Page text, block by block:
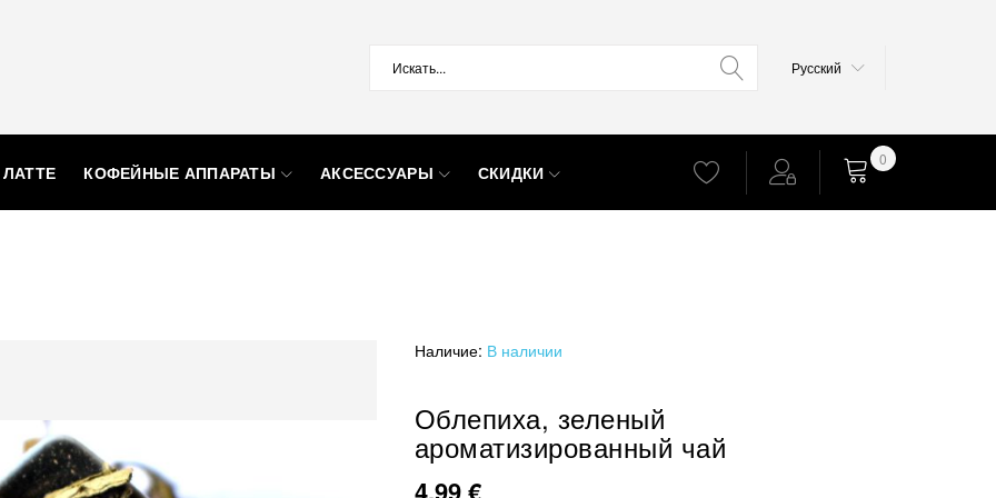
Язык
Русский
КОФЕЙНЫЕ АППАРАТЫ АКСЕССУАРЫ СКИДКИ
0
Наличие: В наличии
Облепиха, зеленый
ароматизированный чай
4,99 €